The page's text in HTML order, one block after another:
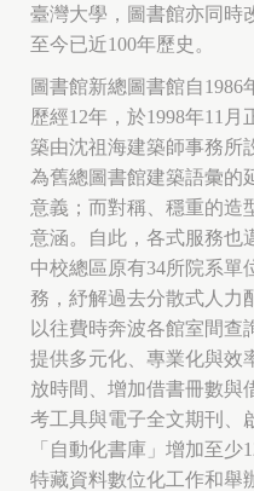
臺灣大學，圖書館亦同時
至今已近100年歷史。
圖書館新總圖書館自1986
歷經12年，於1998年11
築由沈祖海建築師事務所
為舊總圖書館建築語彙的
意義；而對稱、穩重的造
意涵。自此，各式服務也
中校總區原有34所院系單
務，紓解過去分散式人力
以往費時奔波各館室間查
提供多元化、專業化與效
放時間、增加借書冊數與
考工具與電子全文期刊、
「自動化書庫」增加至
特藏資料數位化工作和舉